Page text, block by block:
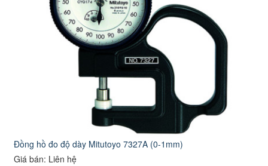
Đồng hồ đo độ dày Mitutoyo 7327A (0-1mm)
Giá bán: Liên hệ